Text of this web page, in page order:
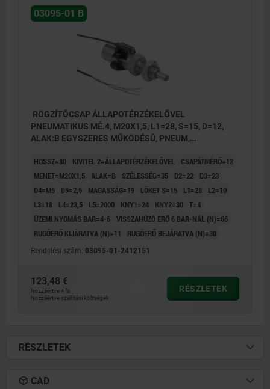
03095-01 B
RÖGZÍTŐCSAP ÁLLAPOTÉRZÉKELŐVEL
PNEUMATIKUS MÉ.4, M20X1,5, L1=28, S=15, D=12,
ALAK:B EGYSZERES MŰKÖDÉSŰ, PNEUM,
KOMP:NEMESACÉL CSUPASZ
HOSSZ=80 KIVITEL 2=ÁLLAPOTÉRZÉKELŐVEL
CSAPÁTMÉRŐ=12
MENET=M20X1,5 ALAK=B SZÉLESSÉG=35 D2=22
D3=23
D4=M5
D5=2,5 MAGASSÁG=19 LÖKET S=15 L1=28
L2=10
L3=18
L4=23,5 L5=2000 KNY1=24 KNY2=30 T=4
ÜZEMI NYOMÁS BAR=4-6 VISSZAHÚZÓ ERŐ 6 BAR-NÁL (N)=66
RUGÓERŐ KIJÁRATVA (N)=11
RUGÓERŐ BEJÁRATVA (N)=30
Rendelési szám: 03095-01-2412151
123,48 €
hozzáértve Áfa
hozzáértve szállítási költségek
RÉSZLETEK
RÉSZLETEK
CAD